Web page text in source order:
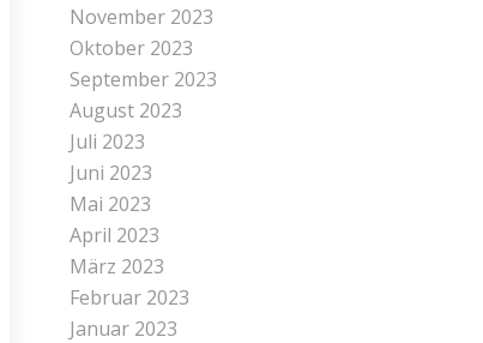
November 2023
Oktober 2023
September 2023
August 2023
Juli 2023
Juni 2023
Mai 2023
April 2023
März 2023
Februar 2023
Januar 2023